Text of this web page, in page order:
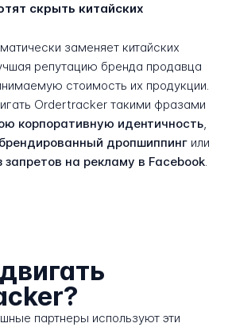
скрыть китайских
заменяет китайских
репутацию бренда продавца
стоимость их продукции.
Ordertracker такими фразами
корпоративную идентичность,
дропшиппингили
запретов на рекламу в Facebook.
партнеры используют эти